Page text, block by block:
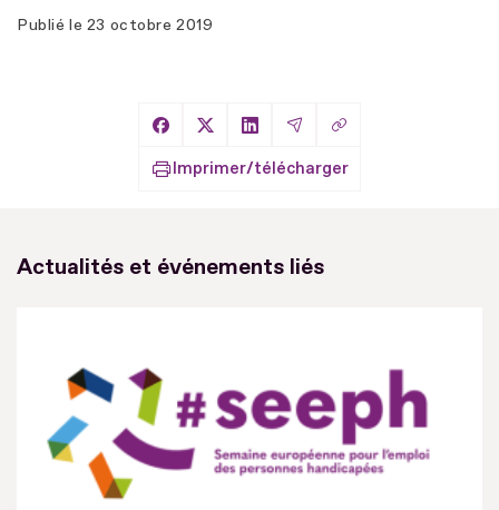
Publié le 23 octobre 2019
Partager sur Facebook
Partager sur X
Partager sur LinkedIn
Partager par Email
Copier le lien
Imprimer/télécharger
Actualités et événements liés